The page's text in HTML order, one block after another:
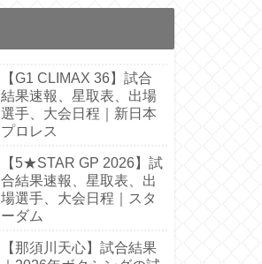
【G1 CLIMAX 36】試合
結果速報、星取表、出場
選手、大会日程｜新日本
プロレス
【5★STAR GP 2026】試
合結果速報、星取表、出
場選手、大会日程｜スタ
ーダム
【那須川天心】試合結果